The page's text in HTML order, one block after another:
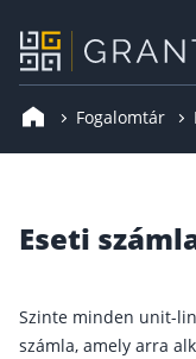
Fogalomtár
Eseti
Szinte minden unit-
számla, amely arra